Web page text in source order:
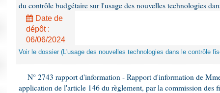
du contrôle budgétaire sur l'usage des nouvelles technologies
Date de
dépôt :
06/06/2024
Voir le dossier (L'usage des nouvelles technologies dans le contrôle
N° 2743 rapport d'information - Rapport d'information de
application de l'article 146 du règlement, par la commission des